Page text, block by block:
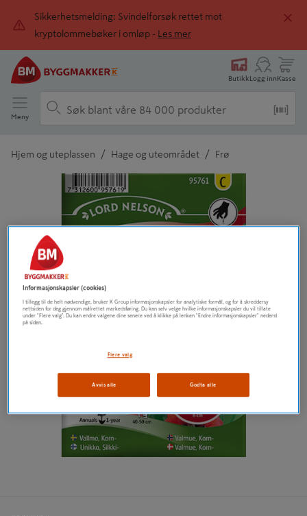
Sikkerhetsmelding: Svindelforsøk rettet mot
kryptolommebøker i omløp -
Les mer
ButikkLogg innKasse
Meny
Hjem og uteplassen / Hage og uteområdet / Frø
Detaljert beskrivelse finnes i produktbeskrivelsen
Informasjonskapsler (cookies)
I tillegg til de helt nødvendige, bruker K Group informasjonskapsler for analytiske formål, og for å skreddersy
nettsiden for deg gjennom målrettet markedsføring. Du kan selv velge hvilke informasjonskapsler du vil tillate
under "Flere valg". Du kan endre valgene dine senere ved å klikke på lenken "Endre informasjonskapsler" nederst
på siden.
Flere valg
Avvis alle Godta alle